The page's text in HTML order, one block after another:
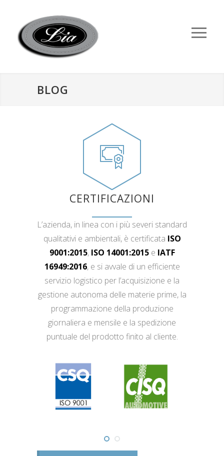
BLOG
CERTIFICAZIONI
L’azienda, in linea con i più severi standard
qualitativi e ambientali, è certificata ISO
9001:2015, ISO 14001:2015e IATF
16949:2016, e si avvale di un efficiente
servizio logistico per l’acquisizione e la
gestione autonoma delle materie prime, la
programmazione della produzione
giornaliera e mensile e la spedizione
puntuale del prodotto finito al cliente.